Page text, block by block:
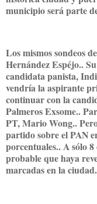
municipio será parte
Los mismos sondeos
Hernández Espéjo..
candidata panista,
vendría la aspirante
continuar con la
Palmeros Exsome..
PT, Mario Wong..
partido sobre el PAN
porcentuales.. A sólo
probable que haya
marcadas en la